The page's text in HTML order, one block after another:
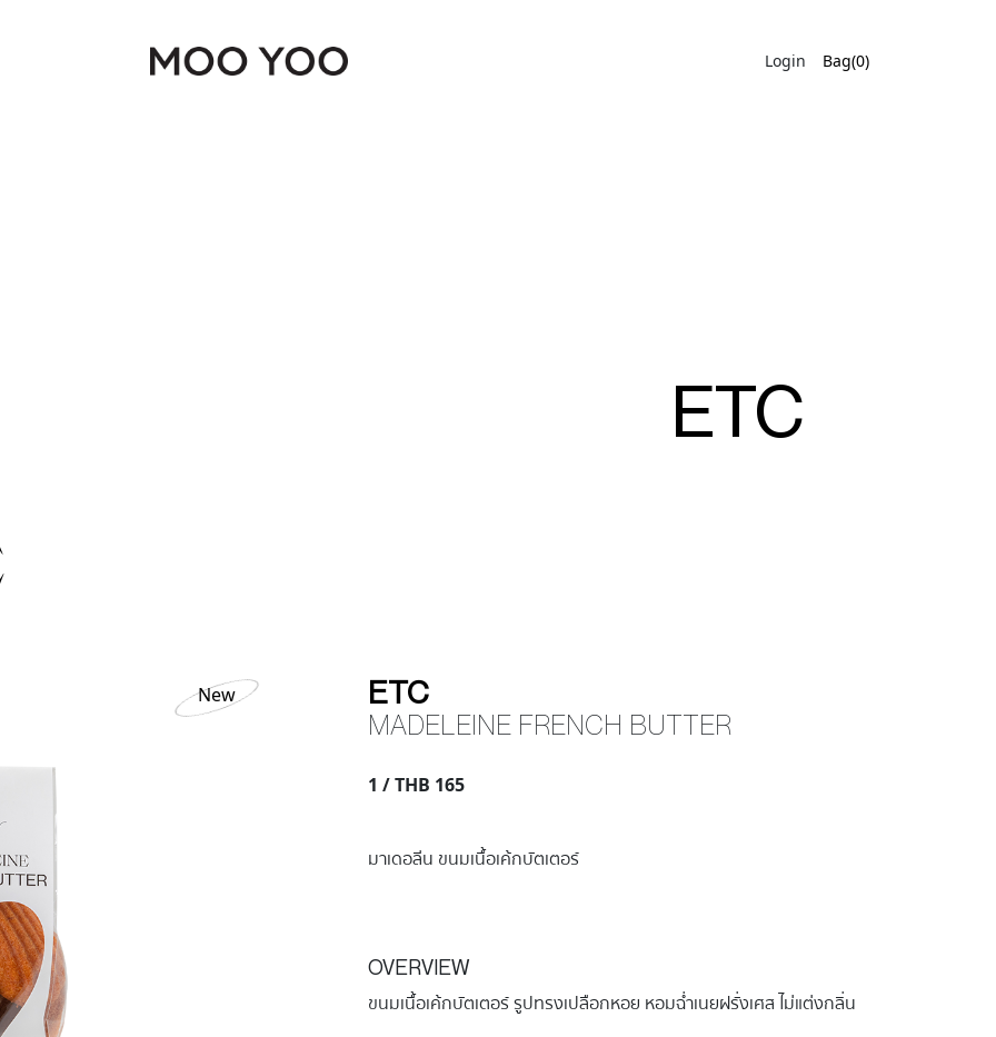
Login Bag(0)
ETC
New ETC
MADELEINE FRENCH BUTTER
1 / THB 165
มาเดอลีน ขนมเนื้อเค้กบัตเตอร์
OVERVIEW
ขนมเนื้อเค้กบัตเตอร์ รูปทรงเปลือกหอย หอมฉ่ำเนยฝรั่งเศส ไม่แต่งกลิ่น